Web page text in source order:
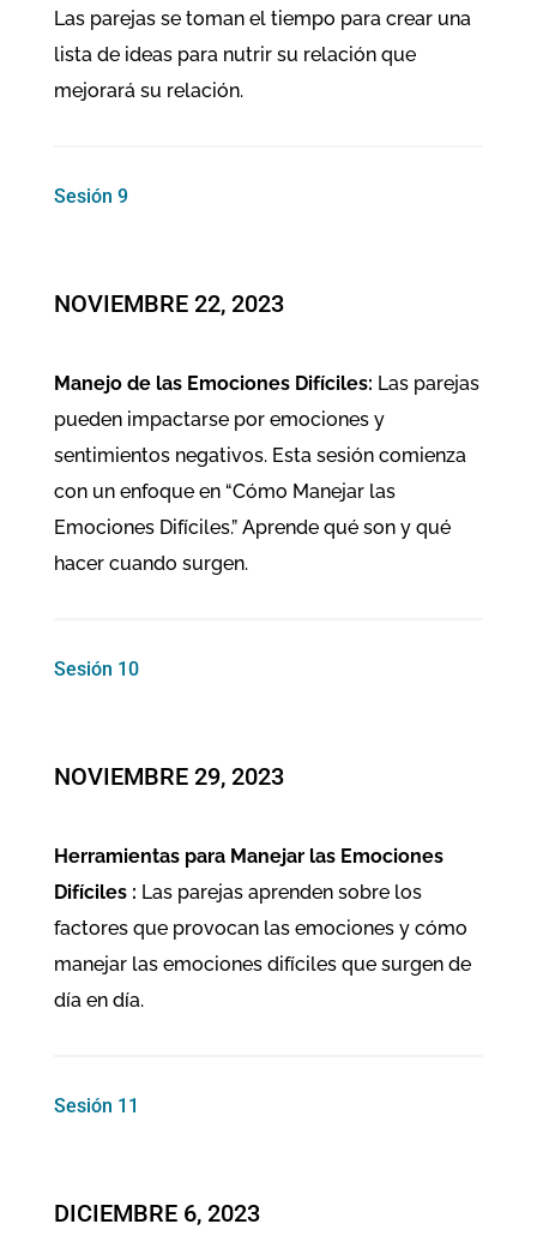
Las parejas se toman el tiempo para crear una
lista de ideas para nutrir su relación que
mejorará su relación.
Sesión 9
NOVIEMBRE 22, 2023
Manejo de las Emociones Difíciles: Las parejas
pueden impactarse por emociones y
sentimientos negativos. Esta sesión comienza
con un enfoque en “Cómo Manejar las
Emociones Difíciles.” Aprende qué son y qué
hacer cuando surgen.
Sesión 10
NOVIEMBRE 29, 2023
Herramientas para Manejar las Emociones
Difíciles : Las parejas aprenden sobre los
factores que provocan las emociones y cómo
manejar las emociones difíciles que surgen de
día en día.
Sesión 11
DICIEMBRE 6, 2023